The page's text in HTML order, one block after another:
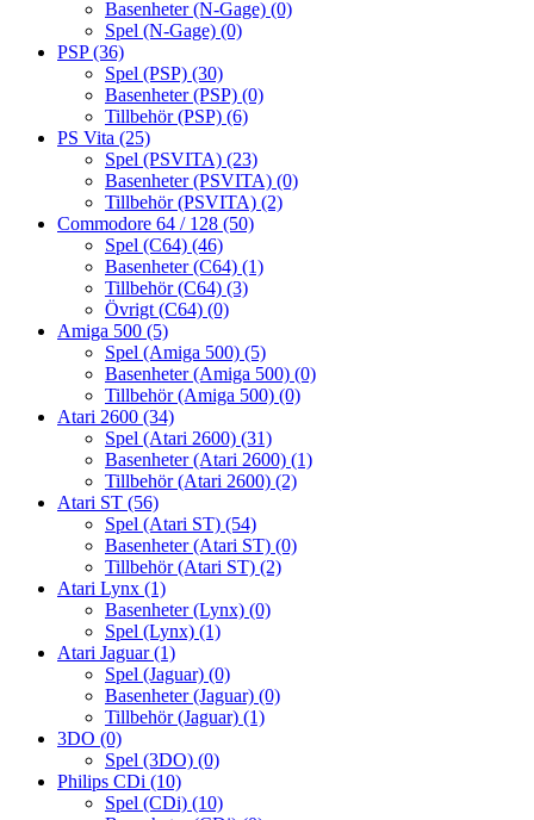
Basenheter (N-Gage) (0)
Spel (N-Gage) (0)
PSP(36)
Spel (PSP) (30)
Basenheter (PSP) (0)
Tillbehör (PSP) (6)
PS Vita (25)
Spel (PSVITA) (23)
Basenheter (PSVITA) (0)
Tillbehör (PSVITA) (2)
Commodore 64 / 128 (50)
Spel (C64) (46)
Basenheter (C64) (1)
Tillbehör (C64) (3)
Övrigt (C64) (0)
Amiga 500 (5)
Spel (Amiga 500) (5)
Basenheter (Amiga 500) (0)
Tillbehör (Amiga 500) (0)
Atari 2600 (34)
Spel (Atari 2600) (31)
Basenheter (Atari 2600) (1)
Tillbehör (Atari 2600) (2)
Atari ST (56)
Spel (Atari ST) (54)
Basenheter (Atari ST) (0)
Tillbehör (Atari ST) (2)
Atari Lynx (1)
Basenheter (Lynx) (0)
Spel (Lynx) (1)
Atari Jaguar(1)
Spel (Jaguar) (0)
Basenheter (Jaguar) (0)
Tillbehör (Jaguar) (1)
3DO (0)
Spel (3DO) (0)
Philips CDi (10)
Spel (CDi) (10)